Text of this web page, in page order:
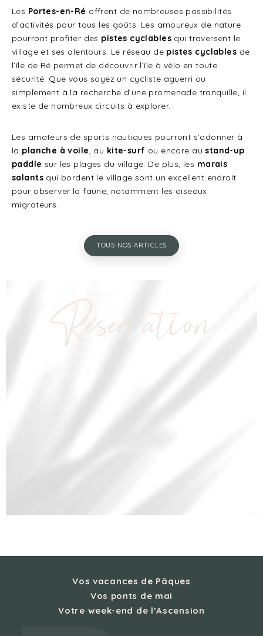
Les Portes-en-Ré offrent de nombreuses possibilités
d’activités pour tous les goûts. Les amoureux de nature
pourront profiter des pistes cyclablesqui traversent le
village et ses alentours. Le réseau de pistes cyclables de
l’île de Ré permet de découvrir l’île à vélo en toute
sécurité. Que vous soyez un cycliste aguerri ou
simplement à la recherche d’une promenade tranquille, il
existe de nombreux circuits à explorer.
Les amateurs de sports nautiques pourront s’adonner à
la planche à voile, au kite-surf ou encore austand-up
paddle sur les plages du village. De plus, les marais
salantsqui bordent le village sont un excellent endroit
pour observer la faune, notamment les oiseaux
migrateurs.
TOUS NOS ARTICLES
Réservation
Vos vacances de Pâques
Vos ponts de mai
Votre week-end de l’Ascension